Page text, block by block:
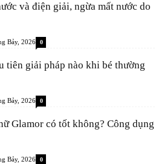
và điện giải, ngừa mất nước do
Bảy, 2026 0
tiên giải pháp nào khi bé thường
Bảy, 2026 0
Glamor có tốt không? Công dụng
Bảy, 2026 0